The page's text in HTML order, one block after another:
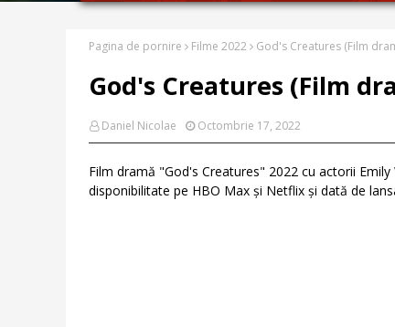
Pagina de pornire Filme 2022 God's Creatures (Film
God's Creatures (Film
Daniel Nicolae Octombrie 17, 2022
Film dramă "God's Creatures" 2022 cu actorii
disponibilitate pe HBO Max și Netflix și dată de